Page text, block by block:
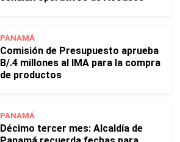
PANAMÁ
Comisión de Presupuesto aprueba
B/.4 millones al IMA para la compra
de productos
PANAMÁ
Décimo tercer mes: Alcaldía de